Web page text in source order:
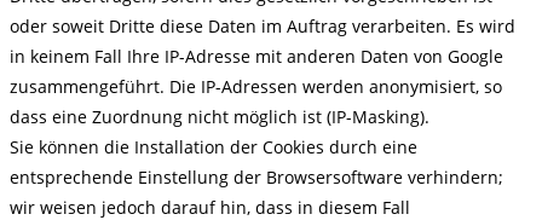
oder soweit Dritte diese Daten im Auftrag verarbeiten. Es wird
in keinem Fall Ihre IP-Adresse mit anderen Daten von Google
zusammengeführt. Die IP-Adressen werden anonymisiert, so
dass eine Zuordnung nicht möglich ist (IP-Masking).
Sie können die Installation der Cookies durch eine
entsprechende Einstellung der Browsersoftware verhindern;
wir weisen jedoch darauf hin, dass in diesem Fall